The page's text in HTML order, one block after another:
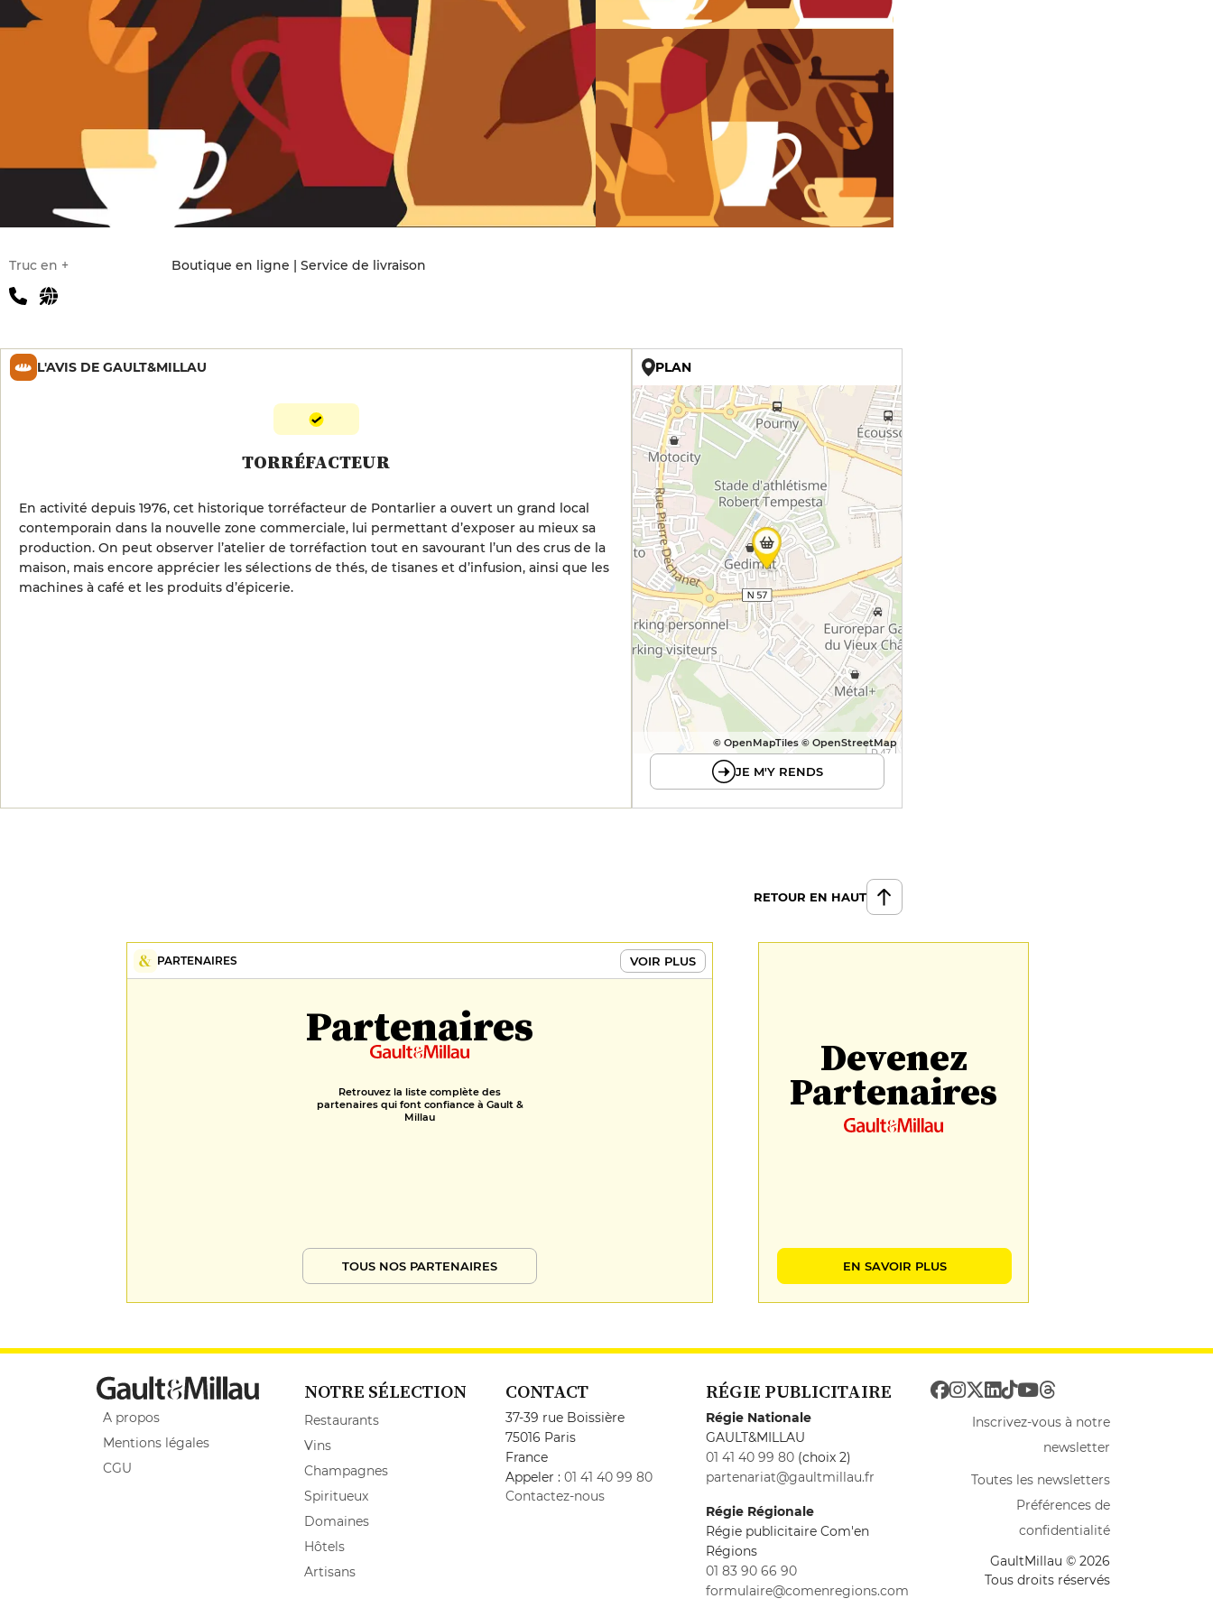
Truc en + Boutique en ligne | Service de livraison
L'AVIS DE GAULT&MILLAU
TORRÉFACTEUR
En activité depuis 1976, cet historique torréfacteur de Pontarlier a ouvert un grand local
contemporain dans la nouvelle zone commerciale, lui permettant d’exposer au mieux sa
production. On peut observer l’atelier de torréfaction tout en savourant l’un des crus de la
maison, mais encore apprécier les sélections de thés, de tisanes et d’infusion, ainsi que les
machines à café et les produits d’épicerie.
PLAN
© OpenMapTiles © OpenStreetMap
JE M'Y RENDS
RETOUR EN HAUT
PARTENAIRES VOIR PLUS
Partenaires
Retrouvez la liste complète des
partenaires qui font confiance à Gault &
Millau
TOUS NOS PARTENAIRES
Devenez
Partenaires
EN SAVOIR PLUS
A propos
Mentions légales
CGU
NOTRE SÉLECTION
Restaurants
Vins
Champagnes
Spiritueux
Domaines
Hôtels
Artisans
CONTACT
37-39 rue Boissière
75016 Paris
France
Appeler : 01 41 40 99 80
Contactez-nous
RÉGIE PUBLICITAIRE
Régie Nationale
GAULT&MILLAU
01 41 40 99 80 (choix 2)
partenariat@gaultmillau.fr
Régie Régionale
Régie publicitaire Com'en
Régions
01 83 90 66 90
formulaire@comenregions.com
Inscrivez-vous à notre
newsletter
Toutes les newsletters
Préférences de
confidentialité
GaultMillau © 2026
Tous droits réservés